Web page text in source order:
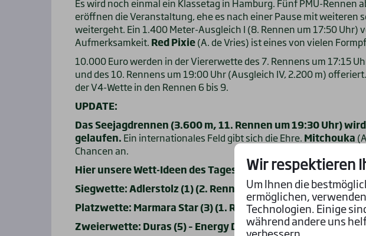
eröffnen die Veranstaltung, ehe es nach einer Pause mit weiteren
weitergeht. Ein 1.400 Meter-Ausgleich I (8. Rennen um 17:50 Uhr)
Aufmerksamkeit. Red Pixie(A. de Vries) ist eines von vielen
10.000 Euro werden in der Viererwette des 7. Rennens um 17:15
und des 10. Rennens um 19:00 Uhr (Ausgleich IV, 2.200 m)
der V4-Wette in den Rennen 6 bis 9.
UPDATE:
Das Seejagdrennen (3.600 m, 11. Rennen um 19:30 Uhr)
gelaufen. Ein internationales Feld gibt sich die Ehre. Mitchouka
Chancen an.
Hier unsere Wett-Ideen des Tages:
Siegwette: Adlerstolz (1) (2. Rennen)
Platzwette: Marmara Star (3) (1. Rennen)
Zweierwette: Duras (5) – Energy Dragon (3) (3. Rennen)
Wir respektieren
Um Ihnen die
ermöglichen,
Technologien. Einige
während andere uns
verbessern.